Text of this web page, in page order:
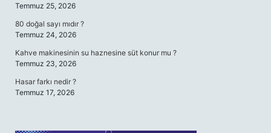
Temmuz 25, 2026
80 doğal sayı mıdır ?
Temmuz 24, 2026
Kahve makinesinin su haznesine süt konur mu ?
Temmuz 23, 2026
Hasar farkı nedir ?
Temmuz 17, 2026